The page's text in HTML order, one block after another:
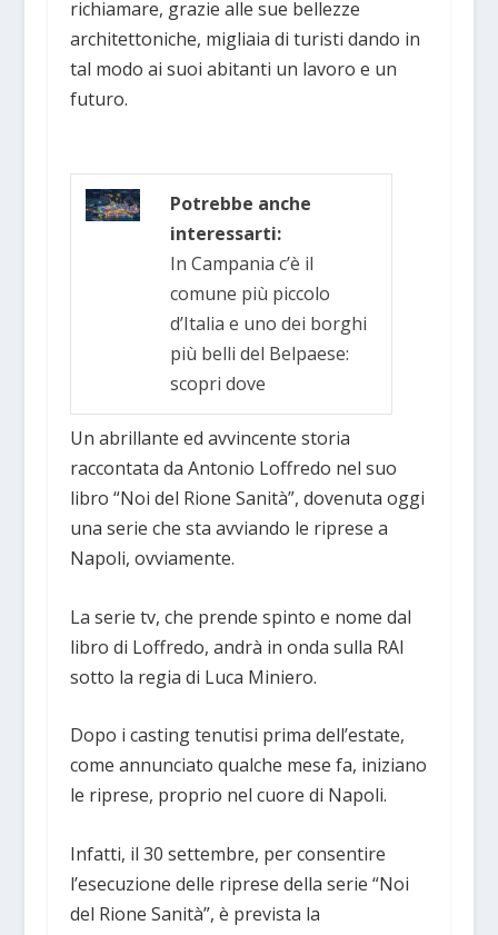
richiamare, grazie alle sue bellezze
architettoniche, migliaia di turisti dando in
tal modo ai suoi abitanti un lavoro e un
futuro.
Potrebbe anche
interessarti:
In Campania c’è il
comune più piccolo
d’Italia e uno dei borghi
più belli del Belpaese:
scopri dove
Un abrillante ed avvincente storia
raccontata da Antonio Loffredo nel suo
libro “Noi del Rione Sanità”, dovenuta oggi
una serie che sta avviando le riprese a
Napoli, ovviamente.
La serie tv, che prende spinto e nome dal
libro di Loffredo, andrà in onda sulla RAI
sotto la regia di Luca Miniero.
Dopo i casting tenutisi prima dell’estate,
come annunciato qualche mese fa, iniziano
le riprese, proprio nel cuore di Napoli.
Infatti, il 30 settembre, per consentire
l’esecuzione delle riprese della serie “Noi
del Rione Sanità”, è prevista la